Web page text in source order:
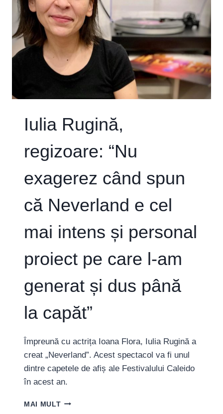
NU,
SUNTEM
O
SOCIETATE
ȊNCĂ
RETROGRADĂ,
PATRIARHALĂ,
DE
INTOLERANTĂ”
Iulia Rugină,
regizoare: “Nu
exagerez când spun
că Neverland e cel
mai intens și personal
proiect pe care l-am
generat și dus până
la capăt”
Împreună cu actrița Ioana Flora, Iulia Rugină a
creat „Neverland”. Acest spectacol va fi unul
dintre capetele de afiș ale Festivalului Caleido
în acest an.
MAI MULTIULIA